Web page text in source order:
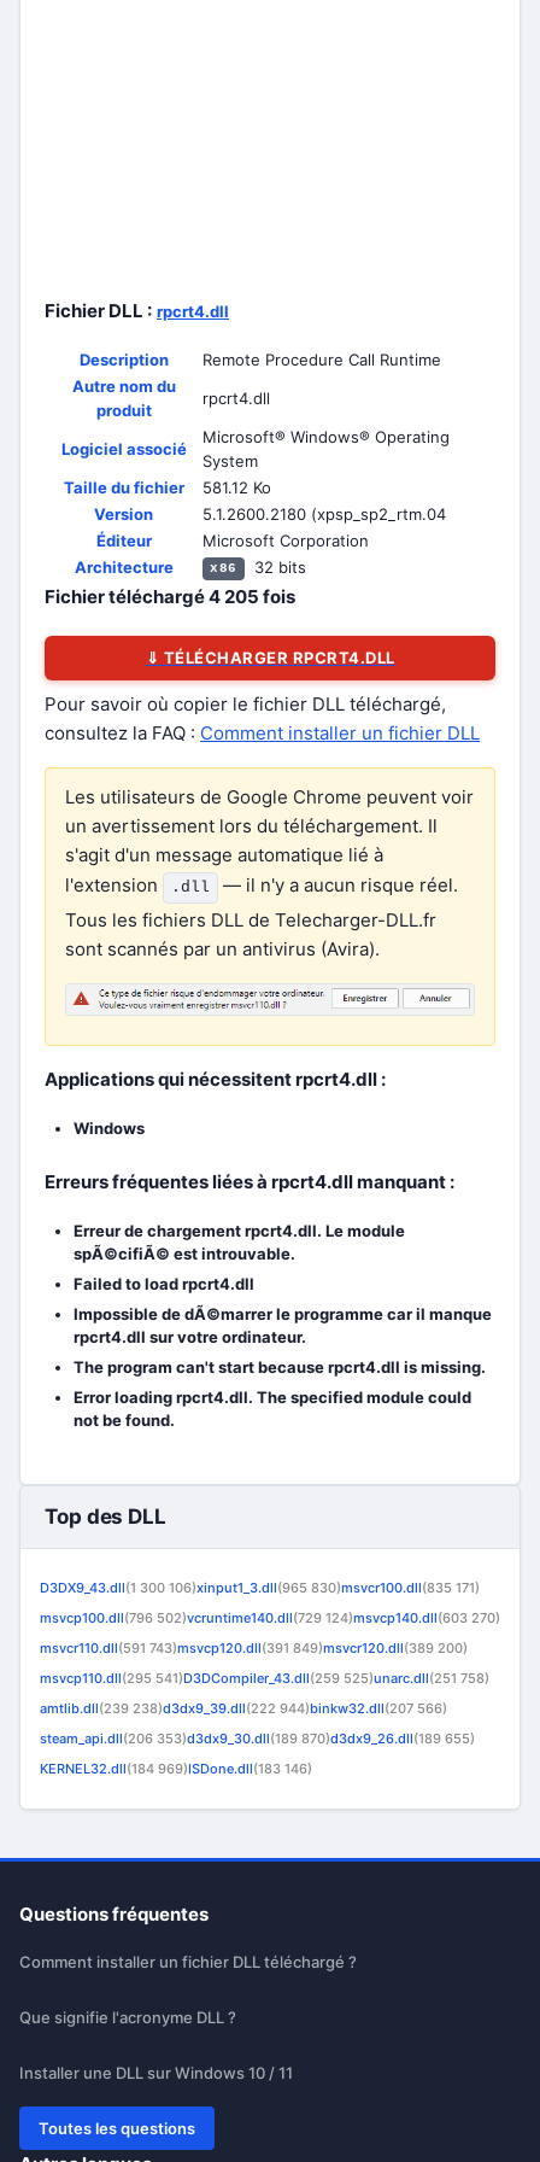
Fichier DLL : rpcrt4.dll
Description
Remote Procedure Call Runtime
Autre nom du
produit
rpcrt4.dll
Logiciel associé
Microsoft® Windows® Operating
System
Taille du fichier
581.12 Ko
Version
5.1.2600.2180 (xpsp_sp2_rtm.04
Éditeur
Microsoft Corporation
Architecture
x86 32 bits
Fichier téléchargé4 205 fois
⇓ TÉLÉCHARGER RPCRT4.DLL
Pour savoir où copier le fichier DLL téléchargé,
consultez la FAQ : Comment installer un fichier DLL
Les utilisateurs de Google Chrome peuvent voir
un avertissement lors du téléchargement. Il
s'agit d'un message automatique lié à
l'extension
.dll
— il n'y a aucun risque réel.
Tous les fichiers DLL de Telecharger-DLL.fr
sont scannés par un antivirus (Avira).
Applications qui nécessitent rpcrt4.dll :
Windows
Erreurs fréquentes liées à rpcrt4.dll manquant :
Erreur de chargement rpcrt4.dll. Le module
spÃ©cifiÃ© est introuvable.
Failed to load rpcrt4.dll
Impossible de dÃ©marrer le programme car il manque
rpcrt4.dll sur votre ordinateur.
The program can't start because rpcrt4.dll is missing.
Error loading rpcrt4.dll. The specified module could
not be found.
Top des DLL
D3DX9_43.dll(1 300 106)xinput1_3.dll(965 830)msvcr100.dll(835 171)
msvcp100.dll(796 502)vcruntime140.dll(729 124)msvcp140.dll(603 270)
msvcr110.dll(591 743)msvcp120.dll(391 849)msvcr120.dll(389 200)
msvcp110.dll(295 541)D3DCompiler_43.dll(259 525)unarc.dll(251 758)
amtlib.dll(239 238)d3dx9_39.dll(222 944)binkw32.dll(207 566)
steam_api.dll(206 353)d3dx9_30.dll(189 870)d3dx9_26.dll(189 655)
KERNEL32.dll(184 969)ISDone.dll(183 146)
Questions fréquentes
Comment installer un fichier DLL téléchargé ?
Que signifie l'acronyme DLL ?
Installer une DLL sur Windows 10 / 11
Toutes les questions